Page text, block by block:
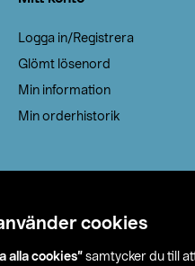
cookies
alla cookies” samtycker du till
Logga in/Registrera
Glömt lösenord
Min information
Min orderhistorik